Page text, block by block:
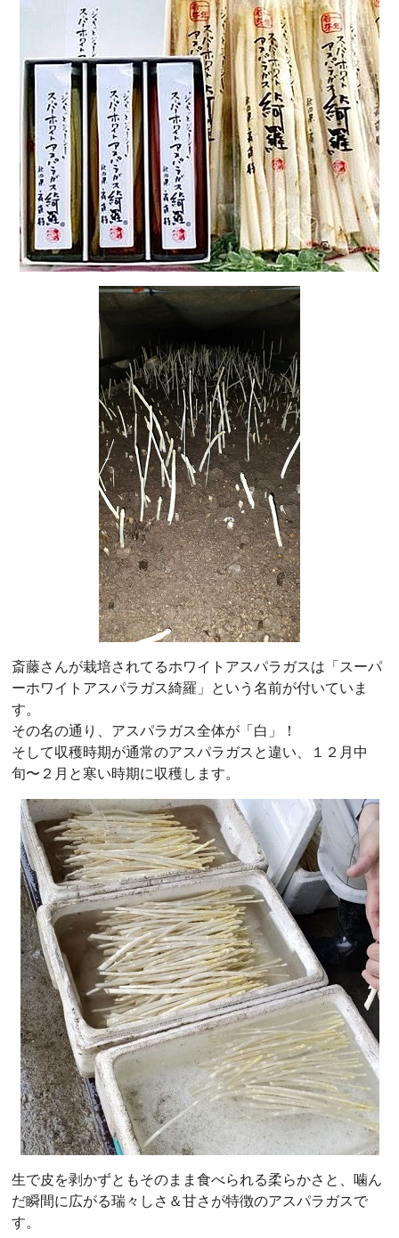
斎藤さんが栽培されてるホワイトアスパラガスは「スーパ
ーホワイトアスパラガス綺羅」という名前が付いていま
す。
その名の通り、アスパラガス全体が「白」！
そして収穫時期が通常のアスパラガスと違い、１２月中
旬〜２月と寒い時期に収穫します。
生で皮を剥かずともそのまま食べられる柔らかさと、噛ん
だ瞬間に広がる瑞々しさ＆甘さが特徴のアスパラガスで
す。